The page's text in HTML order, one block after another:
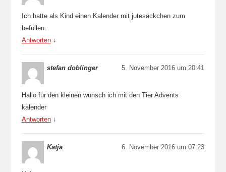
Ich hatte als Kind einen Kalender mit jutesäckchen zum
befüllen.
Antworten ↓
stefan doblinger 5. November 2016 um 20:41
Hallo für den kleinen wünsch ich mit den Tier Advents
kalender
Antworten ↓
Katja 6. November 2016 um 07:23